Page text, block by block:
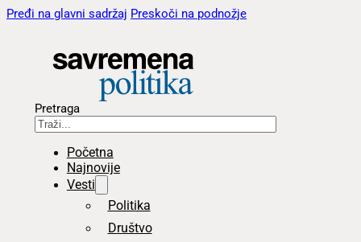
Pređi na glavni sadržaj Preskoči na podnožje
Pretraga
Početna
Najnovije
Vesti
Politika
Društvo